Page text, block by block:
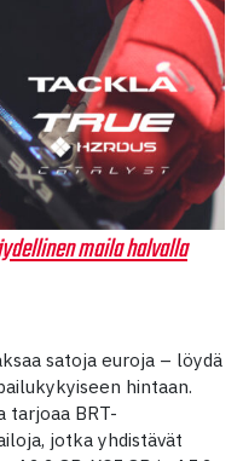
maila halvalla
satoja euroja – löydä
hintaan.
tarjoaa BRT-
jotka yhdistävät